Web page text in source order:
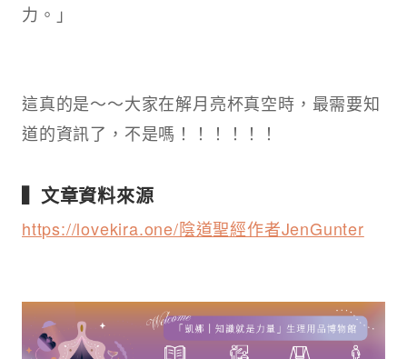
力。」
這真的是～～大家在解月亮杯真空時，最需要知
道的資訊了，不是嗎！！！！！！
▍文章資料來源
https://lovekira.one/陰道聖經作者JenGunter